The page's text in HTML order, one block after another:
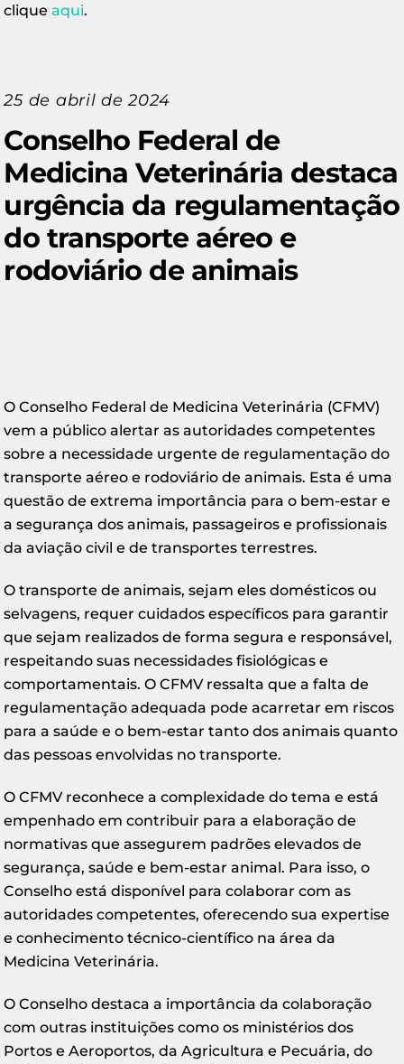
cliqueaqui.
25 de abril de 2024
Conselho Federal de
Medicina Veterinária destaca
urgência da regulamentação
do transporte aéreo e
rodoviário de animais
O Conselho Federal de Medicina Veterinária (CFMV)
vem a público alertar as autoridades competentes
sobre a necessidade urgente de regulamentação do
transporte aéreo e rodoviário de animais. Esta é uma
questão de extrema importância para o bem-estar e
a segurança dos animais, passageiros e profissionais
da aviação civil e de transportes terrestres.
O transporte de animais, sejam eles domésticos ou
selvagens, requer cuidados específicos para garantir
que sejam realizados de forma segura e responsável,
respeitando suas necessidades fisiológicas e
comportamentais. O CFMV ressalta que a falta de
regulamentação adequada pode acarretar em riscos
para a saúde e o bem-estar tanto dos animais quanto
das pessoas envolvidas no transporte.
O CFMV reconhece a complexidade do tema e está
empenhado em contribuir para a elaboração de
normativas que assegurem padrões elevados de
segurança, saúde e bem-estar animal. Para isso, o
Conselho está disponível para colaborar com as
autoridades competentes, oferecendo sua expertise
e conhecimento técnico-científico na área da
Medicina Veterinária.
O Conselho destaca a importância da colaboração
com outras instituições como os ministérios dos
Portos e Aeroportos, da Agricultura e Pecuária, do